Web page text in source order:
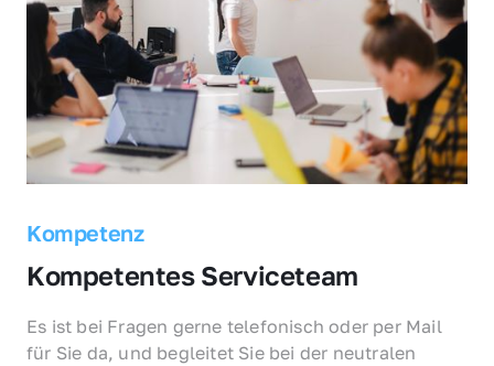
Kompetenz
Kompetentes Serviceteam
Es ist bei Fragen gerne telefonisch oder per Mail
für Sie da, und begleitet Sie bei der neutralen